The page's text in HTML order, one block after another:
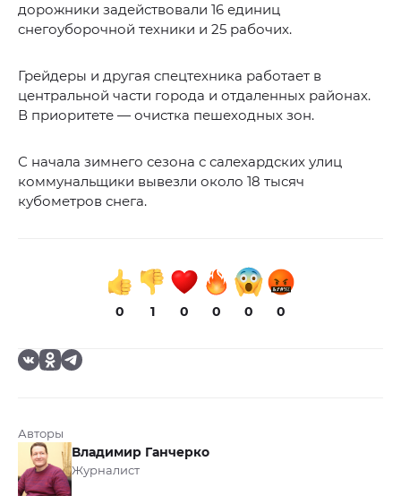
дорожники задействовали 16 единиц
снегоуборочной техники и 25 рабочих.
Грейдеры и другая спецтехника работает в
центральной части города и отдаленных районах.
В приоритете — очистка пешеходных зон.
С начала зимнего сезона с салехардских улиц
коммунальщики вывезли около 18 тысяч
кубометров снега.
0 1 0 0 0 0
Авторы
Владимир Ганчерко
Журналист